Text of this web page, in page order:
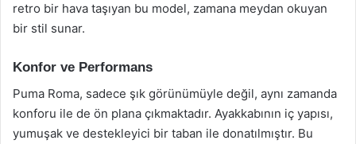
retro bir hava taşıyan bu model, zamana meydan okuyan
bir stil sunar.
Konfor ve Performans
Puma Roma, sadece şık görünümüyle değil, aynı zamanda
konforu ile de ön plana çıkmaktadır. Ayakkabının iç yapısı,
yumuşak ve destekleyici bir taban ile donatılmıştır. Bu